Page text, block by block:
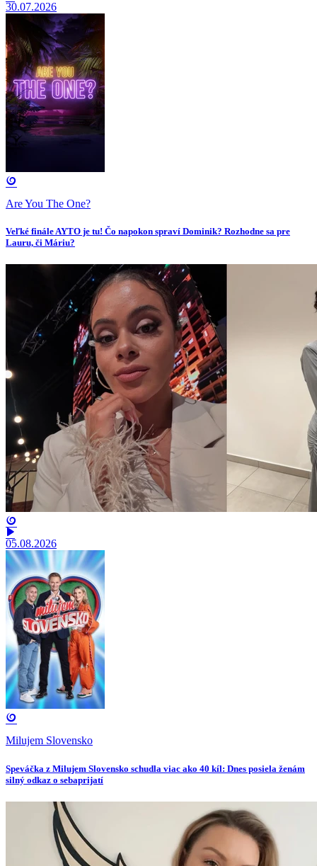
30.07.2026
Are You The One?
Veľké finále AYTO je tu! Čo napokon spraví Dominik? Rozhodne sa pre
Lauru, či Máriu?
05.08.2026
Milujem Slovensko
Speváčka z Milujem Slovensko schudla viac ako 40 kíl: Dnes posiela ženám
silný odkaz o sebaprijatí